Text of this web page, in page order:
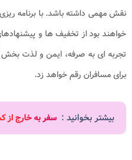
نقش مهمی داشته باشد. با برنامه
خواهند بود از تخفیف ها و
تجربه ای به صرفه، ایمن و لذت بخش
برای مسافران رقم خواهد زد.
بیشتر بخوانید : سفر به خارج از